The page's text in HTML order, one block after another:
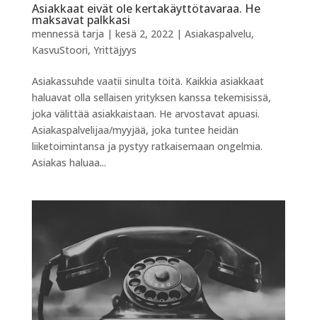
Asiakkaat eivät ole kertakäyttötavaraa. He
maksavat palkkasi
mennessä tarja | kesä 2, 2022| Asiakaspalvelu,
KasvuStoori, Yrittäjyys
Asiakassuhde vaatii sinulta töitä. Kaikkia asiakkaat
haluavat olla sellaisen yrityksen kanssa tekemisissä,
joka välittää asiakkaistaan. He arvostavat apuasi.
Asiakaspalvelijaa/myyjää, joka tuntee heidän
liiketoimintansa ja pystyy ratkaisemaan ongelmia.
Asiakas haluaa...